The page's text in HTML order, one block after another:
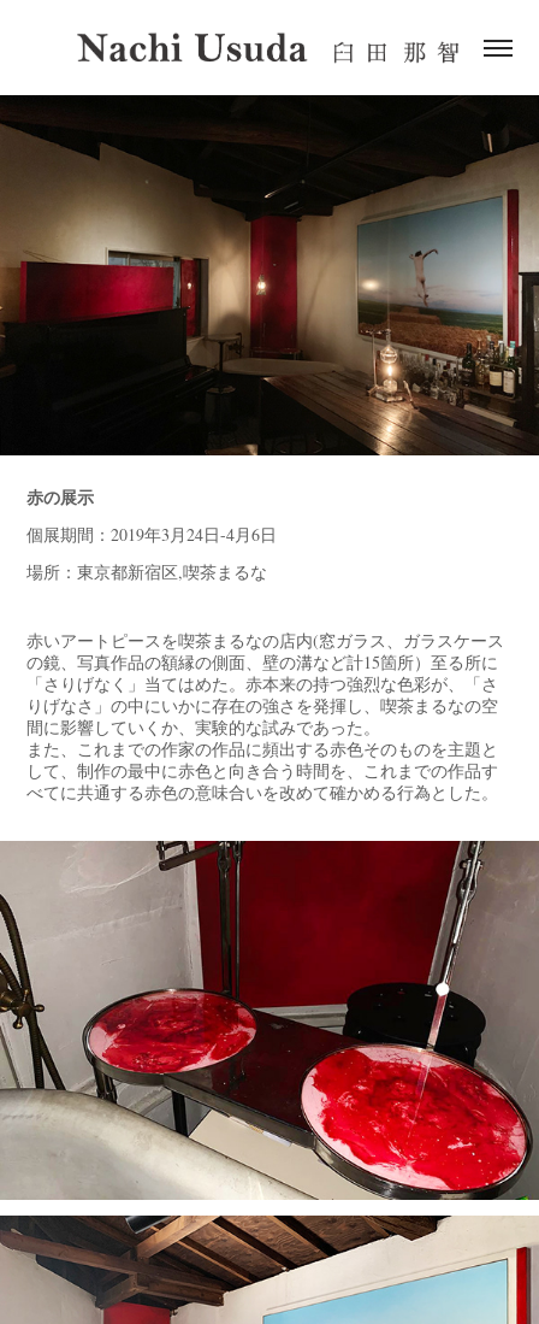
赤の展示
個展期間：2019年3月24日-4月6日
場所：東京都新宿区,喫茶まるな
赤いアートピースを喫茶まるなの店内(窓ガラス、ガラスケース
の鏡、写真作品の額縁の側面、壁の溝など計15箇所）至る所に
「さりげなく」当てはめた。赤本来の持つ強烈な色彩が、「さ
りげなさ」の中にいかに存在の強さを発揮し、喫茶まるなの空
間に影響していくか、実験的な試みであった。
また、これまでの作家の作品に頻出する赤色そのものを主題と
して、制作の最中に赤色と向き合う時間を、これまでの作品す
べてに共通する赤色の意味合いを改めて確かめる行為とした。